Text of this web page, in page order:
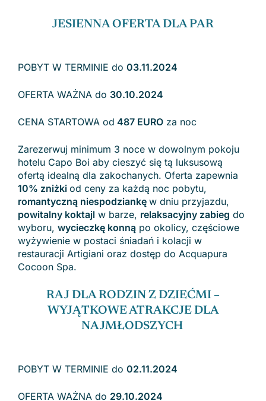
JESIENNA OFERTA DLA PAR
POBYT W TERMINIE do 03.11.2024
OFERTA WAŻNA do 30.10.2024
CENA STARTOWA od 487 EURO za noc
Zarezerwuj minimum 3 noce w dowolnym pokoju
hotelu Capo Boi aby cieszyć się tą luksusową
ofertą idealną dla zakochanych. Oferta zapewnia
10% zniżki od ceny za każdą noc pobytu,
romantyczną niespodziankę w dniu przyjazdu,
powitalny koktajl w barze, relaksacyjny zabieg do
wyboru, wycieczkę konną po okolicy, częściowe
wyżywienie w postaci śniadań i kolacji w
restauracji Artigiani oraz dostęp do Acquapura
Cocoon Spa.
RAJ DLA RODZIN Z DZIEĆMI –
WYJĄTKOWE ATRAKCJE DLA
NAJMŁODSZYCH
POBYT W TERMINIE do 02.11.2024
OFERTA WAŻNA do 29.10.2024